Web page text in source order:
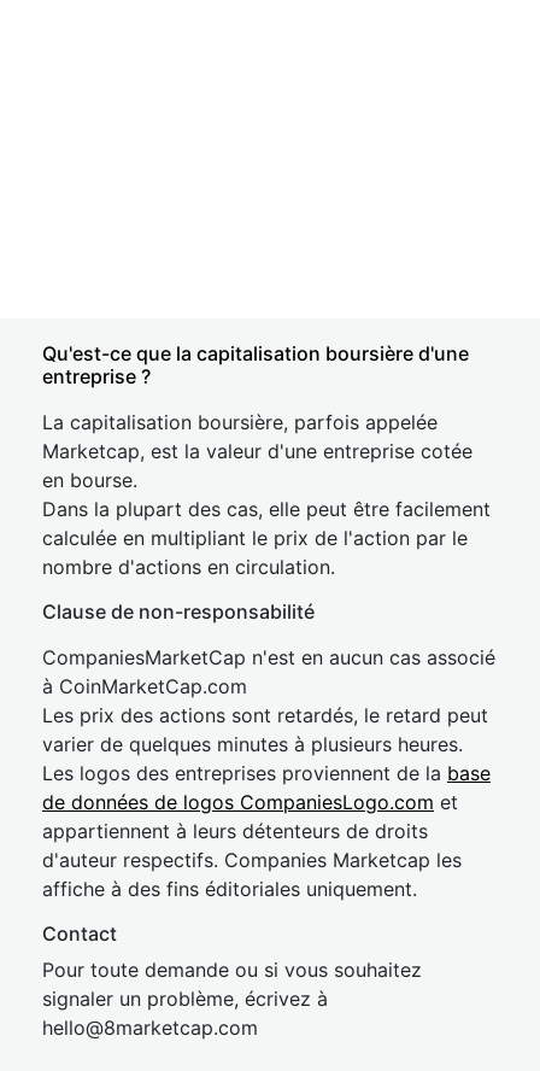
Qu'est-ce que la capitalisation boursière d'une
entreprise ?
La capitalisation boursière, parfois appelée
Marketcap, est la valeur d'une entreprise cotée
en bourse.
Dans la plupart des cas, elle peut être facilement
calculée en multipliant le prix de l'action par le
nombre d'actions en circulation.
Clause de non-responsabilité
CompaniesMarketCap n'est en aucun cas associé
à CoinMarketCap.com
Les prix des actions sont retardés, le retard peut
varier de quelques minutes à plusieurs heures.
Les logos des entreprises proviennent de la base
de données de logos CompaniesLogo.com et
appartiennent à leurs détenteurs de droits
d'auteur respectifs. Companies Marketcap les
affiche à des fins éditoriales uniquement.
Contact
Pour toute demande ou si vous souhaitez
signaler un problème, écrivez à
hello@8marketcap.com